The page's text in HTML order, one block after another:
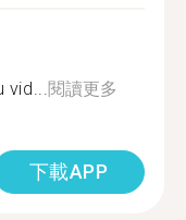
vid...閱讀更多
下載APP